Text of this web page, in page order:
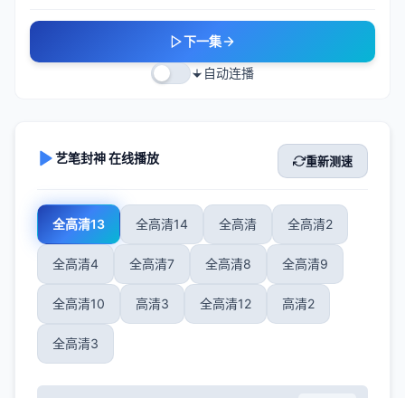
下一集
自动连播
艺笔封神 在线播放 重新测速
全高清13 全高清14 全高清 全高清2
全高清4 全高清7 全高清8 全高清9
全高清10 高清3 全高清12 高清2
全高清3